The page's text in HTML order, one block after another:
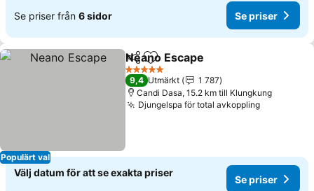
Se priser från 6 sidor Se priser
Populärt val
Dela Lägg till i Mina Favoriter
Neano Escape
5 Stjärnor
9,4 Utmärkt
1 787
Candi Dasa, 15.2 km till Klungkung
Djungelspa för total avkopplingSe priser
Välj datum för att se exakta priser
Se priser